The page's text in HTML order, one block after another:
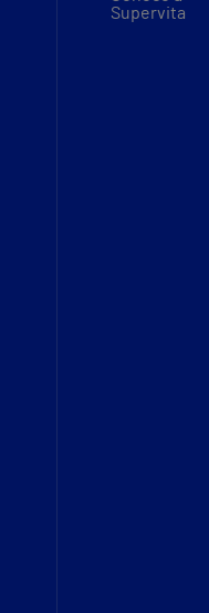
Supervita